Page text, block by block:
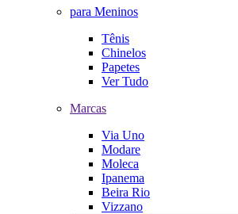
para Meninos
Tênis
Chinelos
Papetes
Ver Tudo
Marcas
Via Uno
Modare
Moleca
Ipanema
Beira Rio
Vizzano